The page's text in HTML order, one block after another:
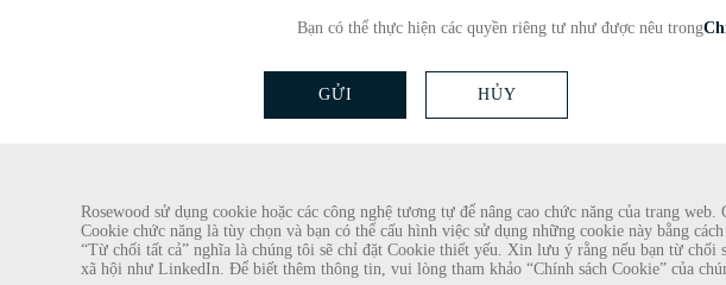
Rosewood sử dụng cookie hoặc các công nghệ tương tự để nâng cao chức năng của trang
Cookie chức năng là tùy chọn và bạn có thể cấu hình việc sử dụng những cookie này bằng
“Từ chối tất cả” nghĩa là chúng tôi sẽ chỉ đặt Cookie thiết yếu. Xin lưu ý rằng nếu bạn từ
xã hội như LinkedIn. Để biết thêm thông tin, vui lòng tham khảo “Chính sách Cookie” của
Bạn có thể thực hiện các quyền riêng tư như được nêu trong
GỬI HỦY
CẢNH BÁO GIAN LẬN
Chúng tôi đã được biết về một vụ lừa đảo gần đây, theo đó các cá nhân giả làm nhà tuyển dụng đang cung cấp
Hotel Group. Những lời gạ gẫm này được thực hiện bởi những người sử dụng tài khoản e-mail dựa trên web có
cầu cung cấp bản sao giấy tờ tùy thân cá nhân của mình và gửi tiền để hoàn tất quy trình tuyển dụng. Những lời